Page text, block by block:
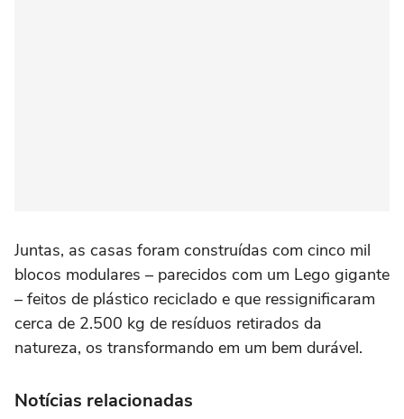
Juntas, as casas foram construídas com cinco mil
blocos modulares – parecidos com um Lego gigante
– feitos de plástico reciclado e que ressignificaram
cerca de 2.500 kg de resíduos retirados da
natureza, os transformando em um bem durável.
Notícias relacionadas